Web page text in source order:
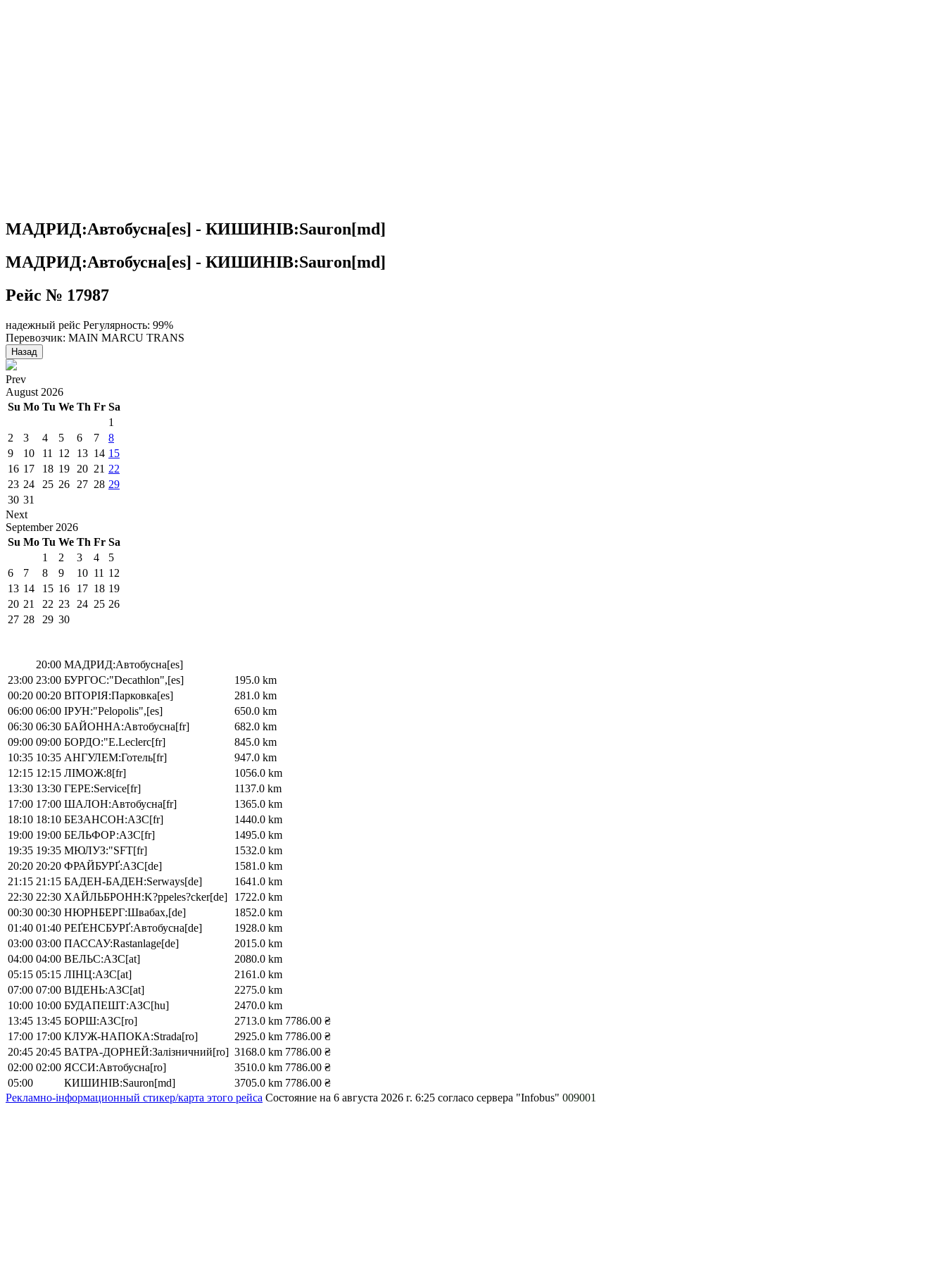
МАДРИД:Автобусна[es] - КИШИНІВ:Sauron[md]
МАДРИД:Автобусна[es] - КИШИНІВ:Sauron[md]
Рейс № 17987
надежный рейс Регулярность: 99%
Перевозчик: MAIN MARCU TRANS
Назад
Prev
August 2026
Su Mo Tu We Th Fr Sa
1
2
3 4 5 6 7
8
9
10 11 12 13 14 15
16 17 18 19 20 21 22
23 24 25 26 27 28 29
30 31
Next
September 2026
Su Mo Tu We Th Fr Sa
1
2 3 4
5
6
7 8 9 10 11 12
13 14 15 16 17 18 19
20 21 22 23 24 25 26
27 28 29 30
20:00 МАДРИД:Автобусна[es]
23:00 23:00 БУРГОС:"Decathlon",[es]
195.0 km
00:20 00:20 ВІТОРІЯ:Парковка[es]
281.0 km
06:00 06:00 ІРУН:"Pelopolis",[es]
650.0 km
06:30 06:30 БАЙОННА:Автобусна[fr]
682.0 km
09:00 09:00 БОРДО:"E.Leclerc[fr]
845.0 km
10:35 10:35 АНГУЛЕМ:Готель[fr]
947.0 km
12:15 12:15 ЛІМОЖ:8[fr]
1056.0 km
13:30 13:30 ГЕРЕ:Service[fr]
1137.0 km
17:00 17:00 ШАЛОН:Автобусна[fr]
1365.0 km
18:10 18:10 БЕЗАНСОН:АЗС[fr]
1440.0 km
19:00 19:00 БЕЛЬФОР:АЗС[fr]
1495.0 km
19:35 19:35 МЮЛУЗ:"SFT[fr]
1532.0 km
20:20 20:20 ФРАЙБУРҐ:АЗС[de]
1581.0 km
21:15 21:15 БАДЕН-БАДЕН:Serways[de]
1641.0 km
22:30 22:30 ХАЙЛЬБРОНН:K?ppeles?cker[de]
1722.0 km
00:30 00:30 НЮРНБЕРГ:Швабах,[de]
1852.0 km
01:40 01:40 РЕҐЕНСБУРҐ:Автобусна[de]
1928.0 km
03:00 03:00 ПАССАУ:Rastanlage[de]
2015.0 km
04:00 04:00 ВЕЛЬС:АЗС[at]
2080.0 km
05:15 05:15 ЛІНЦ:АЗС[at]
2161.0 km
07:00 07:00 ВІДЕНЬ:АЗС[at]
2275.0 km
10:00 10:00 БУДАПЕШТ:АЗС[hu]
2470.0 km
13:45 13:45 БОРШ:АЗС[ro] 2713.0 km 7786.00 ₴
17:00 17:00 КЛУЖ-НАПОКА:Strada[ro] 2925.0 km 7786.00 ₴
20:45 20:45 ВАТРА-ДОРНЕЙ:Залізничний[ro] 3168.0 km 7786.00 ₴
02:00 02:00 ЯССИ:Автобусна[ro] 3510.0 km 7786.00 ₴
05:00
КИШИНІВ:Sauron[md] 3705.0 km 7786.00 ₴
Рекламно-інформационный стикер/карта этого рейса Состояние на 6 августа 2026 г. 6:25 согласо сервера "Infobus" 009001